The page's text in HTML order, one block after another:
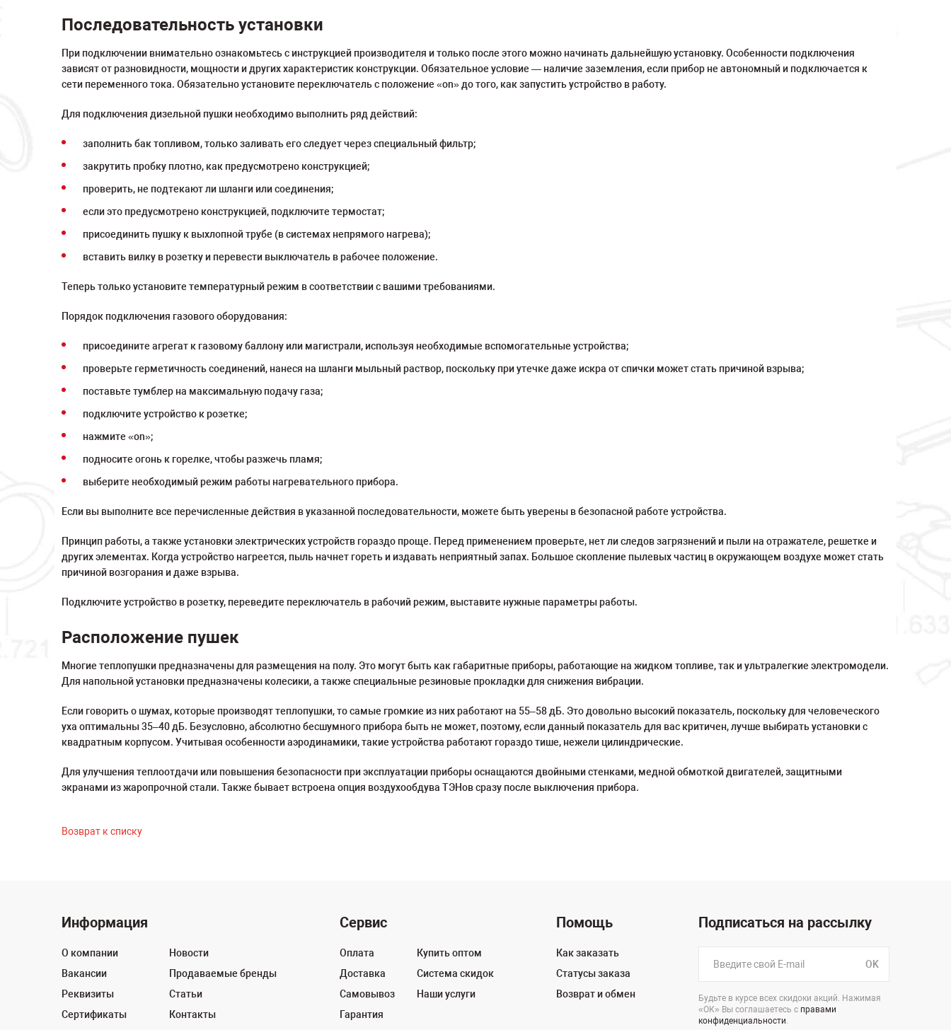
Последовательность установки
При подключении внимательно ознакомьтесь с инструкцией производителя и только после этого можно начинать дальнейшую установку. Особенности подключения
зависят от разновидности, мощности и других характеристик конструкции. Обязательное условие — наличие заземления, если прибор не автономный и подключается к
сети переменного тока. Обязательно установите переключатель с положение «on» до того, как запустить устройство в работу.
Для подключения дизельной пушки необходимо выполнить ряд действий:
заполнить бак топливом, только заливать его следует через специальный фильтр;
закрутить пробку плотно, как предусмотрено конструкцией;
проверить, не подтекают ли шланги или соединения;
если это предусмотрено конструкцией, подключите термостат;
присоединить пушку к выхлопной трубе (в системах непрямого нагрева);
вставить вилку в розетку и перевести выключатель в рабочее положение.
Теперь только установите температурный режим в соответствии с вашими требованиями.
Порядок подключения газового оборудования:
присоедините агрегат к газовому баллону или магистрали, используя необходимые вспомогательные устройства;
проверьте герметичность соединений, нанеся на шланги мыльный раствор, поскольку при утечке даже искра от спички может стать причиной взрыва;
поставьте тумблер на максимальную подачу газа;
подключите устройство к розетке;
нажмите «on»;
подносите огонь к горелке, чтобы разжечь пламя;
выберите необходимый режим работы нагревательного прибора.
Если вы выполните все перечисленные действия в указанной последовательности, можете быть уверены в безопасной работе устройства.
Принцип работы, а также установки электрических устройств гораздо проще. Перед применением проверьте, нет ли следов загрязнений и пыли на отражателе, решетке и
других элементах. Когда устройство нагреется, пыль начнет гореть и издавать неприятный запах. Большое скопление пылевых частиц в окружающем воздухе может стать
причиной возгорания и даже взрыва.
Подключите устройство в розетку, переведите переключатель в рабочий режим, выставите нужные параметры работы.
Расположение пушек
Многие теплопушки предназначены для размещения на полу. Это могут быть как габаритные приборы, работающие на жидком топливе, так и ультралегкие электромодели.
Для напольной установки предназначены колесики, а также специальные резиновые прокладки для снижения вибрации.
Если говорить о шумах, которые производят теплопушки, то самые громкие из них работают на 55–58 дБ. Это довольно высокий показатель, поскольку для человеческого
уха оптимальны 35–40 дБ. Безусловно, абсолютно бесшумного прибора быть не может, поэтому, если данный показатель для вас критичен, лучше выбирать установки с
квадратным корпусом. Учитывая особенности аэродинамики, такие устройства работают гораздо тише, нежели цилиндрические.
Для улучшения теплоотдачи или повышения безопасности при эксплуатации приборы оснащаются двойными стенками, медной обмоткой двигателей, защитными
экранами из жаропрочной стали. Также бывает встроена опция воздухообдува ТЭНов сразу после выключения прибора.
Возврат к списку
Информация
О компании
Вакансии
Реквизиты
Сертификаты
Новости
Продаваемые бренды
Статьи
Контакты
Сервис
Оплата
Доставка
Самовывоз
Гарантия
Купить оптом
Система скидок
Наши услуги
Помощь
Как заказать
Статусы заказа
Возврат и обмен
Подписаться на рассылку
OK
Будьте в курсе всех скидоки акций. Нажимая
«ОК» Вы соглашаетесь с правами
конфиденциальности.